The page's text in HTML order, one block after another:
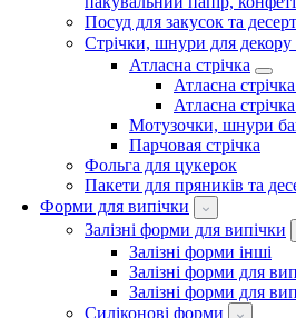
Посуд для закусок та
Стрічки, шнури для декору
Атласна стрічка
Атласна
Атласна
Мотузочки, шнури
Парчовая стрічка
Фольга для цукерок
Пакети для пряників та
Форми для випічки
Залізні форми для випічки
Залізні форми інші
Залізні форми для
Залізні форми для
Силіконові форми